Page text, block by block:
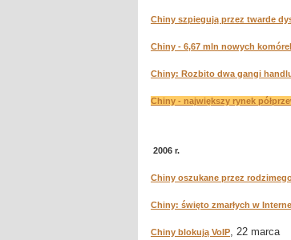
Chiny szpiegują przez twarde
Chiny - 6,67 mln nowych
Chiny: Rozbito dwa gangi
Chiny - największy rynek
2006 r.
Chiny oszukane przez
Chiny: święto zmarłych w
Chiny blokują VoIP, 22 marca